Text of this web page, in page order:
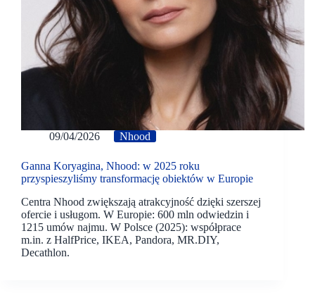
09/04/2026 Nhood
Ganna Koryagina, Nhood: w 2025 roku
przyspieszyliśmy transformację obiektów w Europie
Centra Nhood zwiększają atrakcyjność dzięki szerszej
ofercie i usługom. W Europie: 600 mln odwiedzin i
1215 umów najmu. W Polsce (2025): współprace
m.in. z HalfPrice, IKEA, Pandora, MR.DIY,
Decathlon.